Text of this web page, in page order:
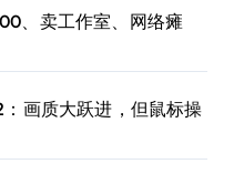
、卖工作室、网络瘫
：画质大跃进，但鼠标操